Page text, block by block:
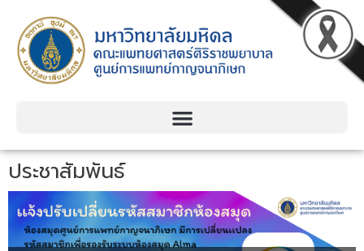
content
ประชาสัมพันธ์